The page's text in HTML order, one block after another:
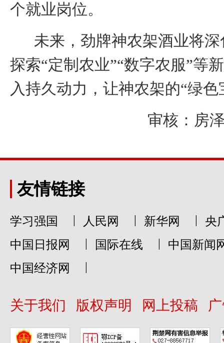
个就业岗位。
未来，劲牌神农架酒业将
探索“定制农业”“数字农服”等
入持久动力 ， 让神农架的“绿
审核：房
友情链接
学习强国 | 人民网 | 新华网 |
央
中国日报网
| 国际在线 |
中国新闻
中国经济网
|
关于我们 版权声明 网上投稿